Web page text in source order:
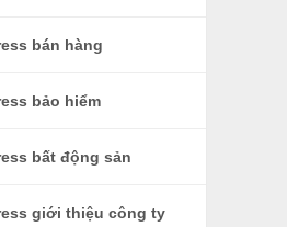
bán hàng
bảo hiểm
bất động sản
giới thiệu công ty